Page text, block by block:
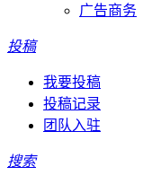
广告商务
投稿
我要投稿
投稿记录
团队入驻
搜索